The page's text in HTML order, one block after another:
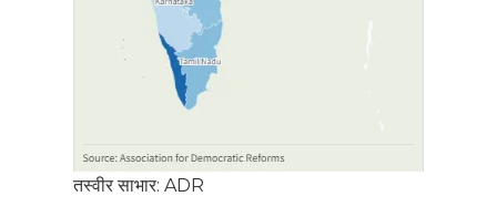
तस्वीर साभार: ADR